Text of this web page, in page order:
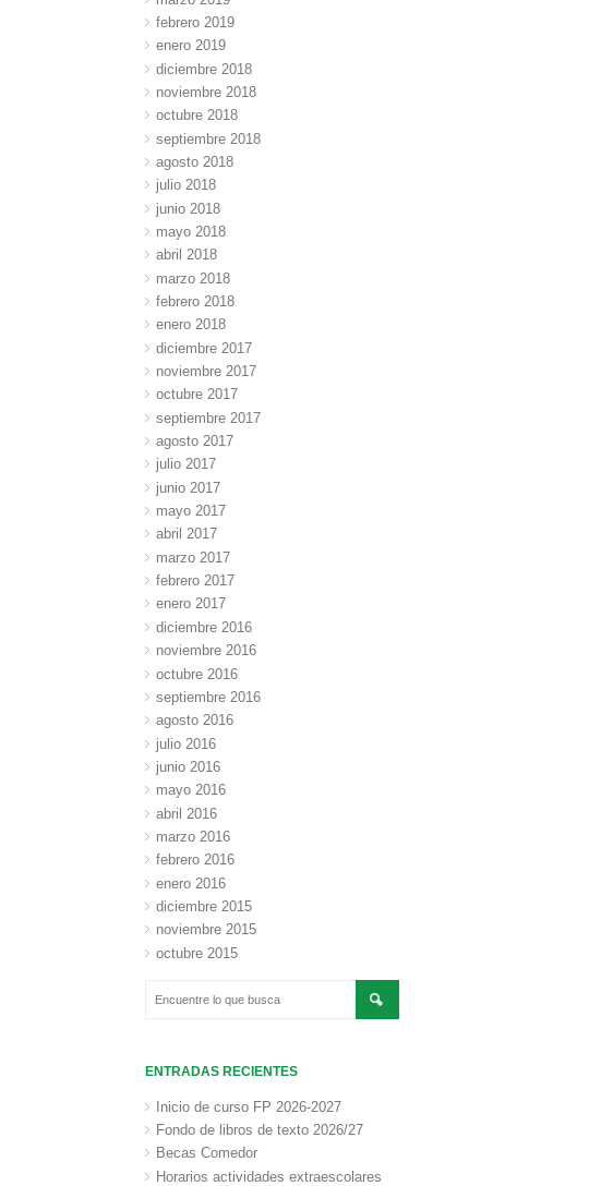
febrero 2019
enero 2019
diciembre 2018
noviembre 2018
octubre 2018
septiembre 2018
agosto 2018
julio 2018
junio 2018
mayo 2018
abril 2018
marzo 2018
febrero 2018
enero 2018
diciembre 2017
noviembre 2017
octubre 2017
septiembre 2017
agosto 2017
julio 2017
junio 2017
mayo 2017
abril 2017
marzo 2017
febrero 2017
enero 2017
diciembre 2016
noviembre 2016
octubre 2016
septiembre 2016
agosto 2016
julio 2016
junio 2016
mayo 2016
abril 2016
marzo 2016
febrero 2016
enero 2016
diciembre 2015
noviembre 2015
octubre 2015
ENTRADAS RECIENTES
Inicio de curso FP 2026-2027
Fondo de libros de texto 2026/27
Becas Comedor
Horarios actividades extraescolares